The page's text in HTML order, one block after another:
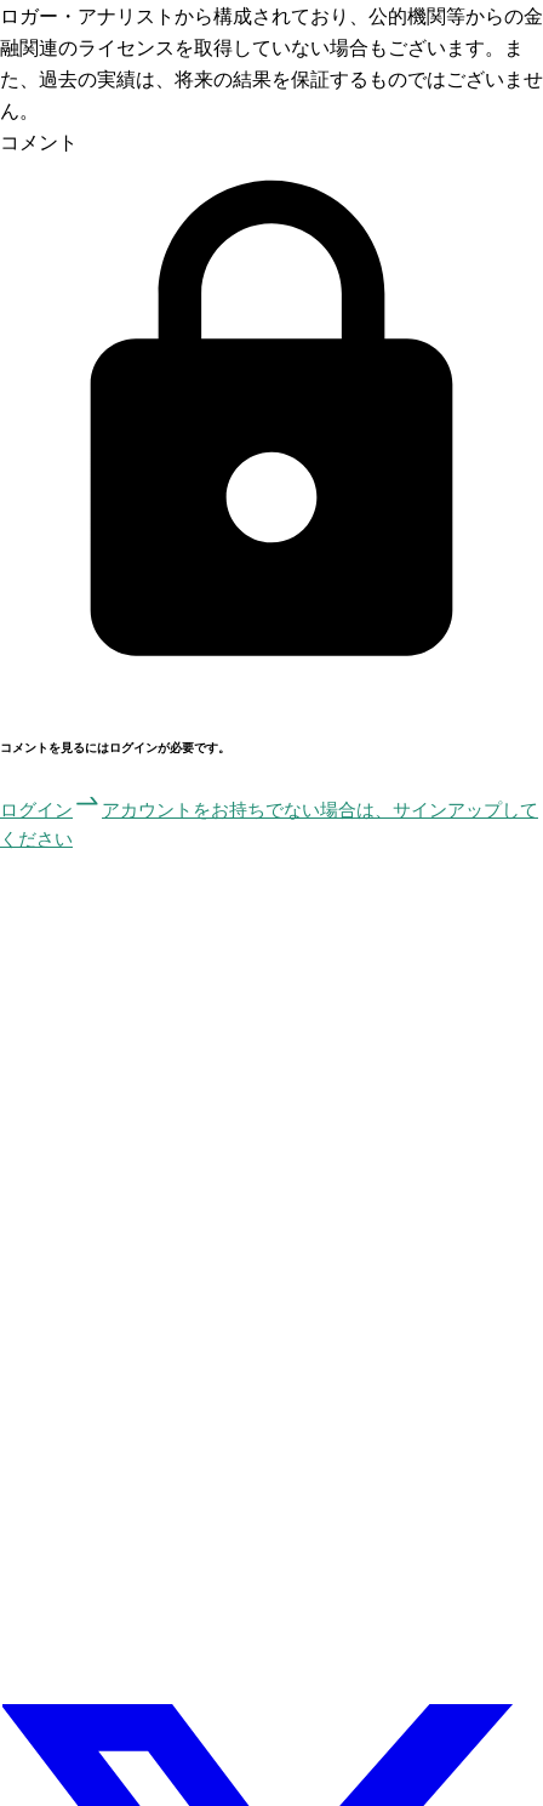
ロガー・アナリストから構成されており、公的機関等からの金
融関連のライセンスを取得していない場合もございます。ま
た、過去の実績は、将来の結果を保証するものではございませ
ん。
コメント
コメントを見るにはログインが必要です。
ログイン
アカウントをお持ちでない場合は、サインアップして
ください